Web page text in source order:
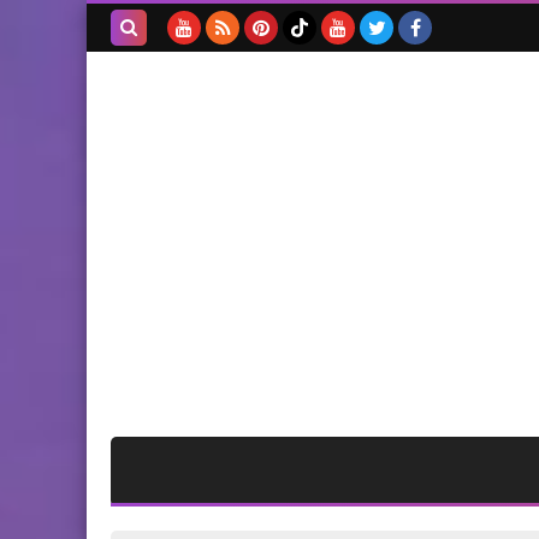
الحاجة لميا نايف رسلان ام عارف
طه *
بالصور موسى يقدم التعازي
مضوا على طريق الجهاد والم-